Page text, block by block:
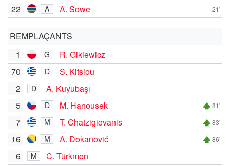
22 A A. Sowe 21'
REMPLAÇANTS
1
G
R. Gikiewicz
70
D
S. Kitsiou
2
D
A. Kuyubaşı
5
D M. Hanousek 81'
7 M T. Chatzigiovanis 83'
16 M A. Đokanović 86'
6 M
C. Türkmen